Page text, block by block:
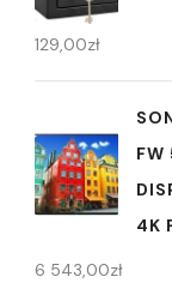
129,00zł
FW
4K
6 543,00zł